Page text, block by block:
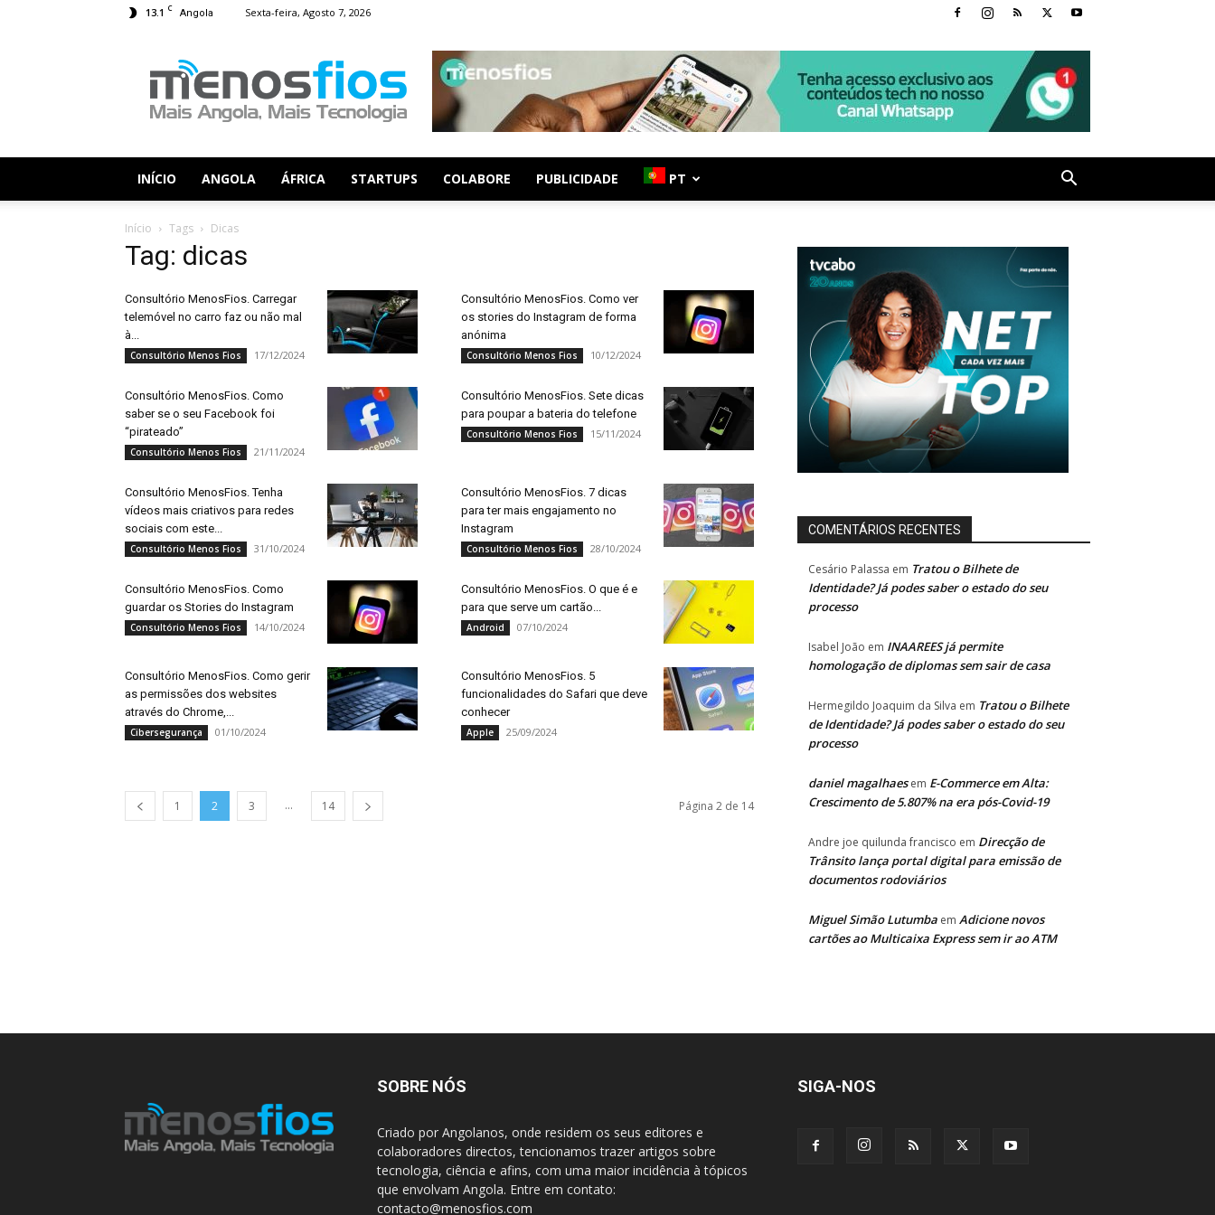
13.1 C Angola Sexta-feira, Agosto 7, 2026
Fios
INÍCIO ANGOLA ÁFRICA STARTUPS COLABORE PUBLICIDADE PT
Início Tags Dicas
Tag: dicas
Consultório MenosFios. Carregar
telemóvel no carro faz ou não mal
à...
Consultório Menos Fios 17/12/2024
Consultório MenosFios. Como ver
os stories do Instagram de forma
anónima
Consultório Menos Fios 10/12/2024
Consultório MenosFios. Como
saber se o seu Facebook foi
“pirateado”
Consultório Menos Fios 21/11/2024
Consultório MenosFios. Sete dicas
para poupar a bateria do telefone
Consultório Menos Fios 15/11/2024
Consultório MenosFios. Tenha
vídeos mais criativos para redes
sociais com este...
Consultório Menos Fios 31/10/2024
Consultório MenosFios. 7 dicas
para ter mais engajamento no
Instagram
Consultório Menos Fios 28/10/2024
Consultório MenosFios. Como
guardar os Stories do Instagram
Consultório Menos Fios 14/10/2024
Consultório MenosFios. O que é e
para que serve um cartão...
Android 07/10/2024
Consultório MenosFios. Como gerir
as permissões dos websites
através do Chrome,...
Cibersegurança 01/10/2024
Consultório MenosFios. 5
funcionalidades do Safari que deve
conhecer
Apple 25/09/2024
1 2 3 ... 14 Página 2 de 14
COMENTÁRIOS RECENTES
Cesário Palassa em Tratou o Bilhete de
Identidade? Já podes saber o estado do seu
processo
Isabel João em INAAREES já permite
homologação de diplomas sem sair de casa
Hermegildo Joaquim da Silva em Tratou o Bilhete
de Identidade? Já podes saber o estado do seu
processo
daniel magalhaesem E-Commerce em Alta:
Crescimento de 5.807% na era pós-Covid-19
Andre joe quilunda francisco em Direcção de
Trânsito lança portal digital para emissão de
documentos rodoviários
Miguel Simão Lutumba em Adicione novos
cartões ao Multicaixa Express sem ir ao ATM
SOBRE NÓS
Criado por Angolanos, onde residem os seus editores e
colaboradores directos, tencionamos trazer artigos sobre
tecnologia, ciência e afins, com uma maior incidência à tópicos
que envolvam Angola. Entre em contato:
contacto@menosfios.com
SIGA-NOS